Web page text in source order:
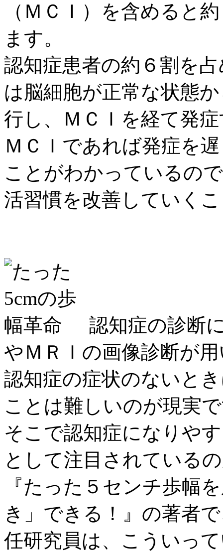
（ＭＣＩ）を含めると
ます。
認知症患者の約６割を
は脳細胞が正常な状態
行し、ＭＣＩを経て発
ＭＣＩであれば発症を
ことがわかっているの
活習慣を改善していく
認知症の診断
やＭＲＩの画像診断が
認知症の症状のないと
ことは難しいのが現実
そこで認知症になりや
として注目されている
『たった５センチ歩幅
き」できる！』の著者
任研究員は、こういっ